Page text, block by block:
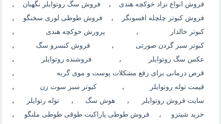
فروش انواع نزاد خوکچه هندی ، فروش سگ روتوایلر نگهبان ،
فروش کبوتر چلچله افسونگر ، فروش طوطی لوری سخنگو ،
کبوتر خالدار ، پرورش خوکچه هندی ،
کبوتر سبز گردن صورتی ، فروش کنسرو سگ ،
عکس سگ روتوایلر ، فروشنده روتوایلر ،
قرص درمانی برای رفع مشکلات پوست و موی گربه ،
قیمت توله روتوایلر ، کبوتر سبز سوت زن ،
سایت فروش روتوایلر ، هوش سگ ، توله رتوایلر ،
خرید شیتزو ، فروش طوطی پاراکیت طوقی طوطی ملنگو ،